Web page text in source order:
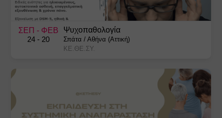
ΣΕΠ - ΦΕΒ
24 - 20
Ψυχοπαθολογία
Σπάτα /Αθήνα (Αττική)
ΚΕ.ΘΕ.ΣΥ.